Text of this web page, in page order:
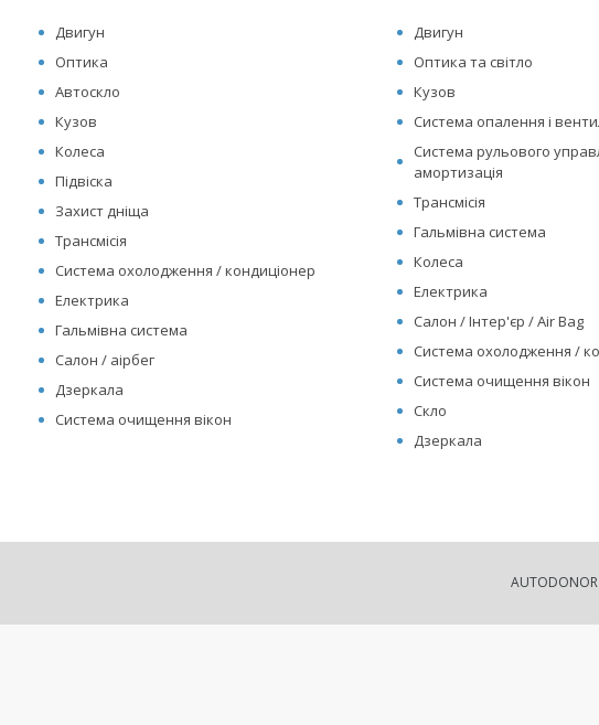
Двигун
Оптика
Автоскло
Кузов
Колеса
Підвіска
Захист дніща
Трансмісія
Система охолодження / кондиціонер
Електрика
Гальмівна система
Салон / аірбег
Дзеркала
Система очищення вікон
Двигун
Оптика та світло
Кузов
Система опалення і
Система рульового
амортизація
Трансмісія
Гальмівна система
Колеса
Електрика
Салон / Інтер'єр / Air Bag
Система охолодження /
Система очищення вікон
Скло
Дзеркала